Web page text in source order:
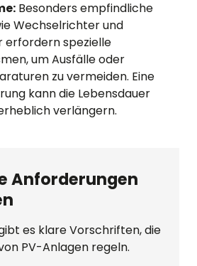
Besonders empfindliche
Wechselrichter und
erfordern spezielle
um Ausfälle oder
zu vermeiden. Eine
kann die Lebensdauer
verlängern.
Anforderungen
es klare Vorschriften, die
PV-Anlagen regeln.